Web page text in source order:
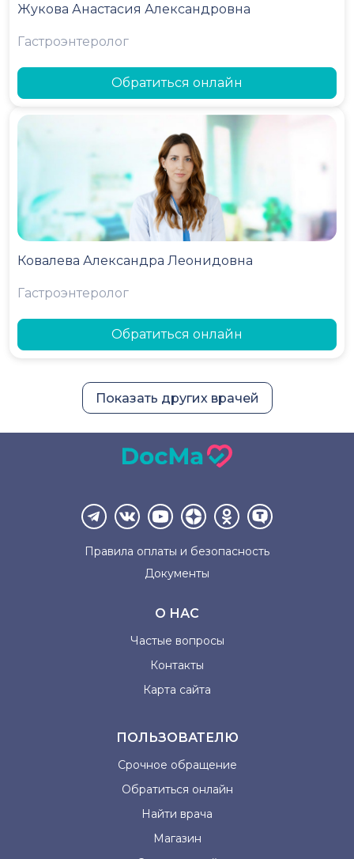
Жукова Анастасия Александровна
Гастроэнтеролог
Обратиться онлайн
Ковалева Александра Леонидовна
Гастроэнтеролог
Обратиться онлайн
Показать других врачей
Правила оплаты и безопасность
Документы
О НАС
Частые вопросы
Контакты
Карта сайта
ПОЛЬЗОВАТЕЛЮ
Срочное обращение
Обратиться онлайн
Найти врача
Магазин